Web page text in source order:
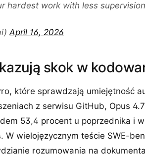
hardest work with less
April 16, 2026
skok w
które sprawdzają umiejętność
z serwisu GitHub, Opus
53,4 procent u poprzednika i
W wielojęzycznym teście SWE-
rozumowania na